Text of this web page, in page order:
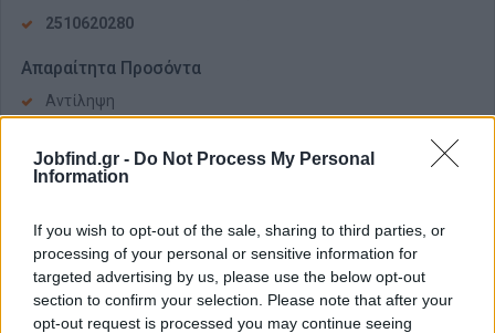
Jobfind.gr - Do Not Process My Personal
Information
If you wish to opt-out of the sale, sharing to third parties, or
processing of your personal or sensitive information for
targeted advertising by us, please use the below opt-out
section to confirm your selection. Please note that after your
opt-out request is processed you may continue seeing
2510620280
Απαραίτητα Προσόντα
Αντίληψη